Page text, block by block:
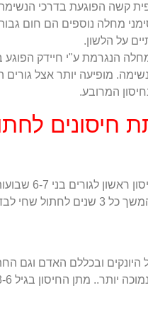
קשה הפוגעת בדרכי
מחלה נוספים הם חום
על הלשון.
הנגרמת ע"י חיידק הפוגע
מופיעה יותר אצל
המרובע.
חיסונים
דחף נוסף סביבות גיל שנה,
ובכללם האדם וגם